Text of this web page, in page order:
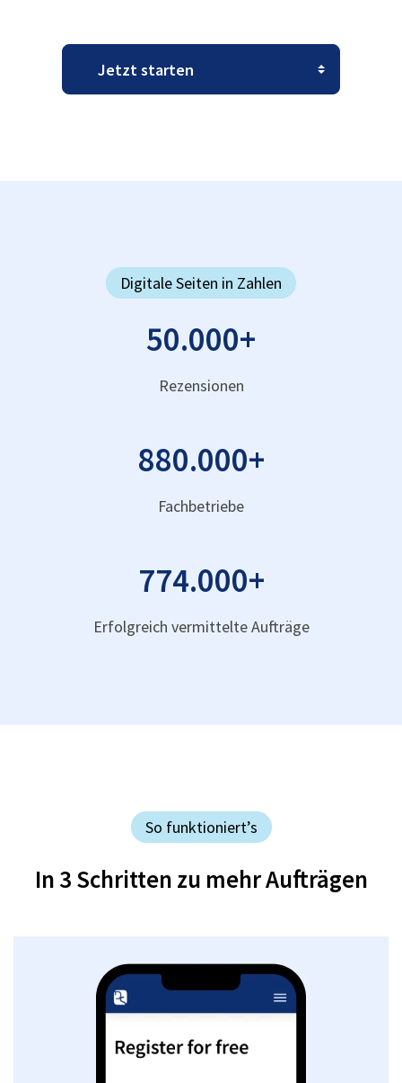
Digitale Seiten in Zahlen
50.000+
Rezensionen
880.000+
Fachbetriebe
774.000+
Erfolgreich vermittelte Aufträge
So funktioniert’s
In 3 Schritten zu mehr Aufträgen